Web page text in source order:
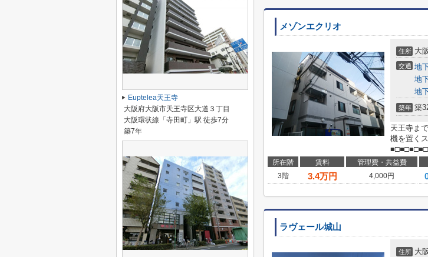
メゾンエクリオ
住所 大
交通 地
地
地
築年 築
天王寺ま
機を置く
所在階 賃料 管理費・共益費
3階
3.4万円 4,000円
ラヴェール城山
住所 大
Euptelea天王寺
大阪府大阪市天王寺区大道３丁目
大阪環状線「寺田町」駅 徒歩7分
築7年